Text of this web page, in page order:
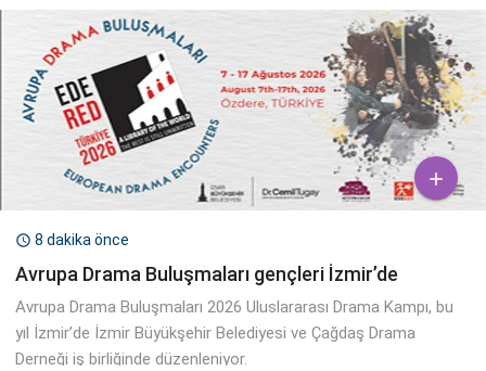

 8 dakika önce
Avrupa Drama Buluşmaları gençleri İzmir’de
Avrupa Drama Buluşmaları 2026 Uluslararası Drama Kampı, bu
yıl İzmir’de İzmir Büyükşehir Belediyesi ve Çağdaş Drama
Derneği iş birliğinde düzenleniyor.